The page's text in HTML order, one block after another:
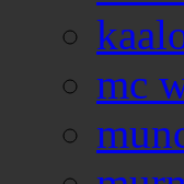
mc